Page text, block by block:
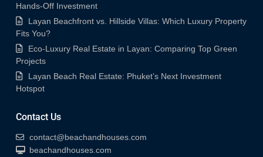
Hands-Off Investment
Layan Beachfront vs. Hillside Villas: Which Luxury Property
Fits You?
Eco-Luxury Real Estate in Layan: Comparing Top Green
Projects
Layan Beach Real Estate: Phuket’s Next Investment
Hotspot
Contact Us
contact@beachandhouses.com
beachandhouses.com